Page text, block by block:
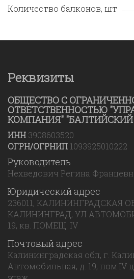
Количество балконов, шт
Реквизиты
ОБЩЕСТВО С
ОТВЕТСТВЕННОСТЬЮ
КОМПАНИЯ"
ИНН 3908603520
ОГРН/ОГРНИП 1093925010222
Руководитель
Нехведович Регина
Юридический адрес
236011, КАЛИНИНГРАДСКАЯ
КАЛИНИНГРАД, УЛ
19, кв. ПОМЕЩ. IV
Почтовый адрес
Калининградская обл, г.
Автомобильная, д. 19, пом.IV